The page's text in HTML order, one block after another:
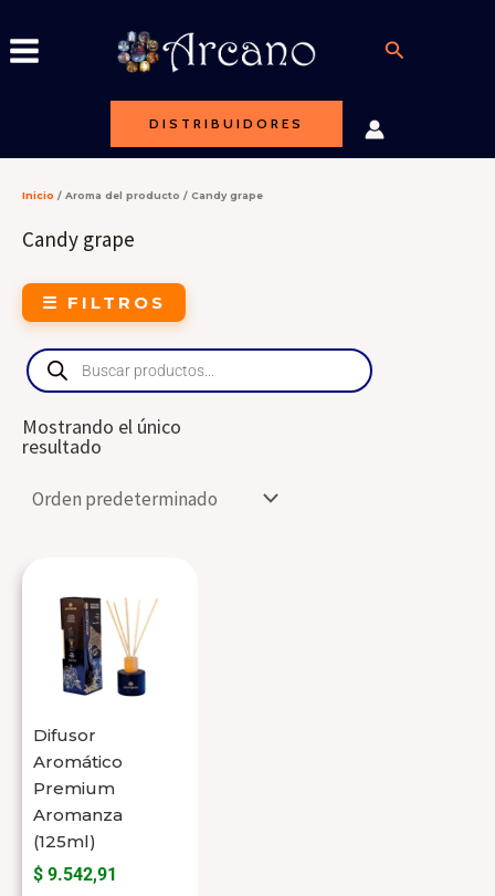
al
Buscar
DISTRIBUIDORES
Inicio / Aroma del producto / Candy grape
Candy grape
☰ FILTROS
Products
search
Mostrando el único
resultado
Difusor
Aromático
Premium
Aromanza
(125ml)
$ 9.542,91
producto
tiene
varias
variantes.
Las
opciones
se
pueden
elegir
en